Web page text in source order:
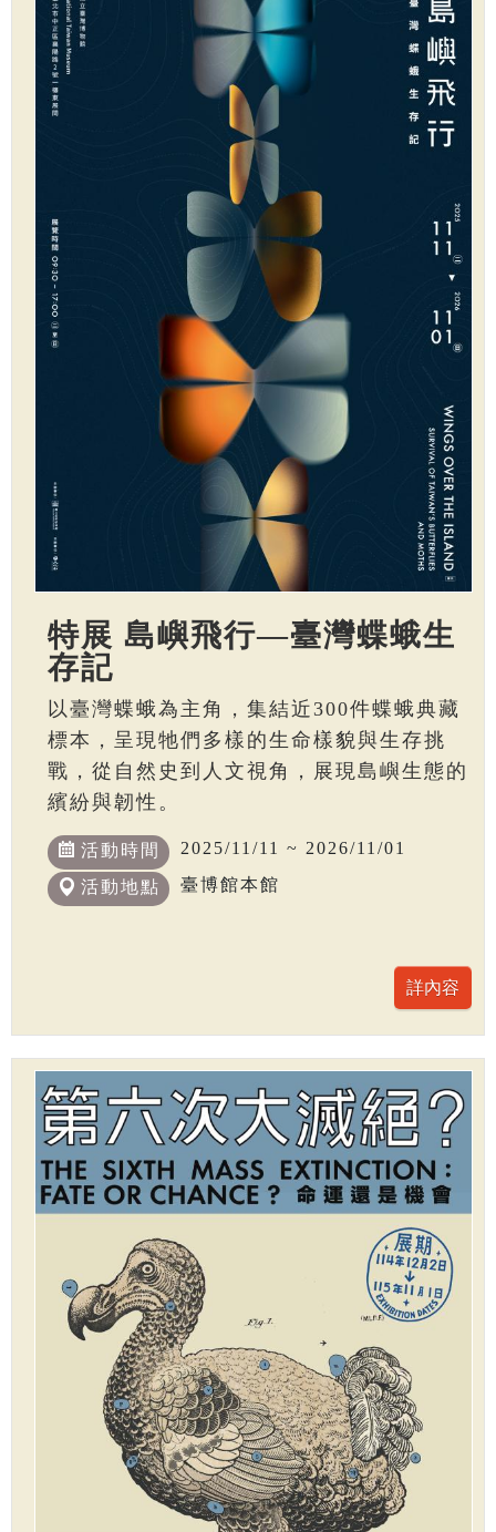
特展 島嶼飛行—臺灣蝶蛾生
存記
以臺灣蝶蛾為主角，集結近300件蝶蛾典藏
標本，呈現牠們多樣的生命樣貌與生存挑
戰，從自然史到人文視角，展現島嶼生態的
繽紛與韌性。
活動時間 2025/11/11 ~ 2026/11/01
活動地點 臺博館本館